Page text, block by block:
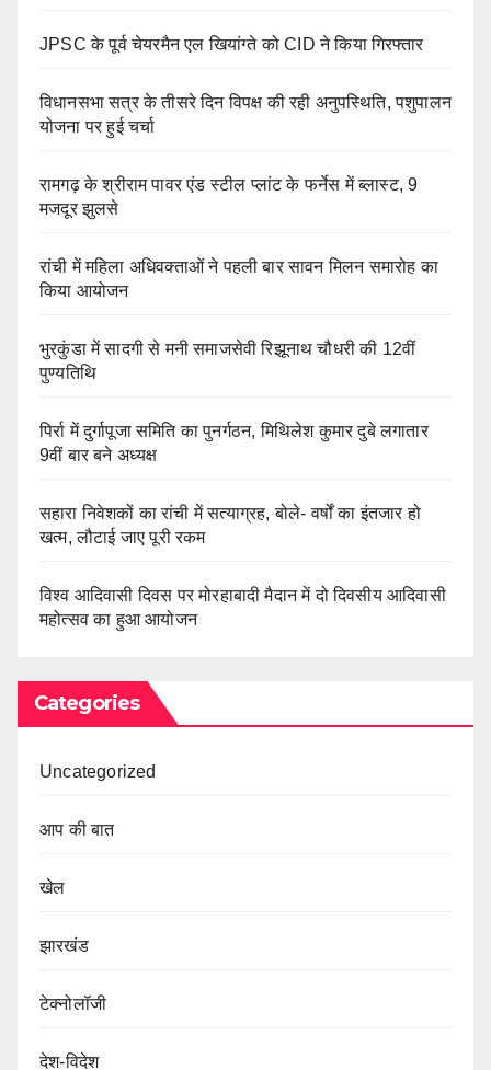
JPSC के पूर्व चेयरमैन एल खियांग्ते को CID ने किया गिरफ्तार
विधानसभा सत्र के तीसरे दिन विपक्ष की रही अनुपस्थिति, पशुपालन
योजना पर हुई चर्चा
रामगढ़ के श्रीराम पावर एंड स्टील प्लांट के फर्नेस में ब्लास्ट, 9
मजदूर झुलसे
रांची में महिला अधिवक्ताओं ने पहली बार सावन मिलन समारोह का
किया आयोजन
भुरकुंडा में सादगी से मनी समाजसेवी रिझूनाथ चौधरी की 12वीं
पुण्यतिथि
पिर्रा में दुर्गापूजा समिति का पुनर्गठन, मिथिलेश कुमार दुबे लगातार
9वीं बार बने अध्यक्ष
सहारा निवेशकों का रांची में सत्याग्रह, बोले- वर्षों का इंतजार हो
खत्म, लौटाई जाए पूरी रकम
विश्व आदिवासी दिवस पर मोरहाबादी मैदान में दो दिवसीय आदिवासी
महोत्सव का हुआ आयोजन
Categories
Uncategorized
आप की बात
खेल
झारखंड
टेक्नोलॉजी
देश-विदेश